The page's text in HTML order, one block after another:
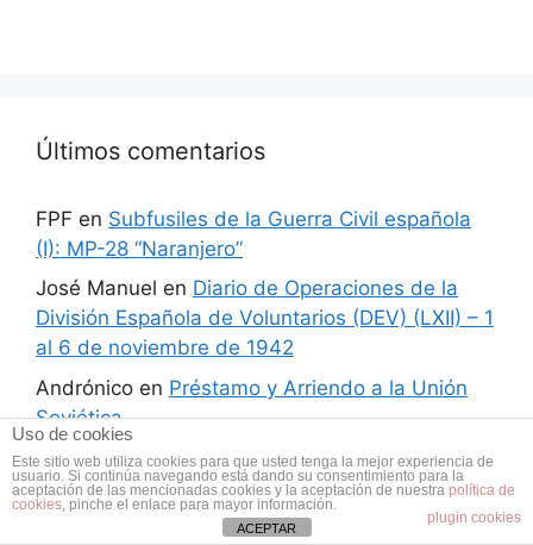
Últimos comentarios
FPF en Subfusiles de la Guerra Civil española
(I): MP-28 “Naranjero”
José Manuel en Diario de Operaciones de la
División Española de Voluntarios (DEV) (LXII) – 1
al 6 de noviembre de 1942
Andrónico en Préstamo y Arriendo a la Unión
Soviética
Uso de cookies
Este sitio web utiliza cookies para que usted tenga la mejor experiencia de
usuario. Si continúa navegando está dando su consentimiento para la
aceptación de las mencionadas cookies y la aceptación de nuestra política de
cookies, pinche el enlace para mayor información.
plugin cookies
ACEPTAR